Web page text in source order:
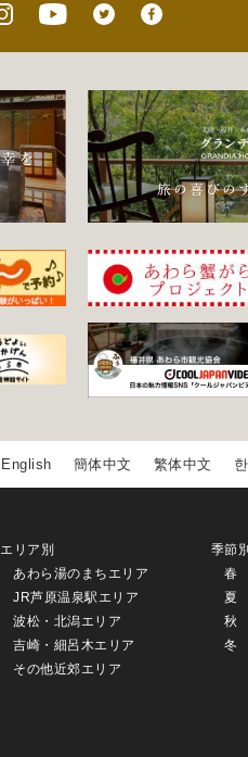
English 簡体中文 繁体中文
エリア別
あわら湯のまちエリア
JR芦原温泉駅エリア
波松・北潟エリア
吉崎・細呂木エリア
その他近郊エリア
季節別
春
夏
秋
冬